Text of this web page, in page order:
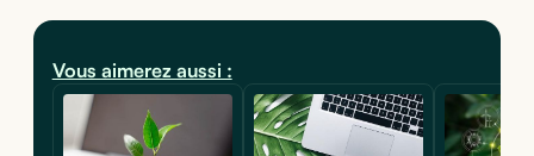
Vous aimerez aussi :